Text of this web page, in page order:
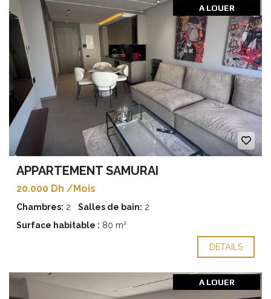
A LOUER
APPARTEMENT SAMURAI
20.000 Dh /Mois
Chambres: 2 Salles de bain: 2
Surface habitable : 80 m²
DETAILS
A LOUER